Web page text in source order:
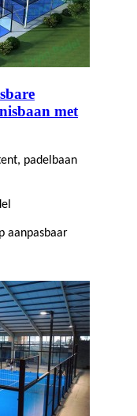
met
padelbaan
aanpasbaar